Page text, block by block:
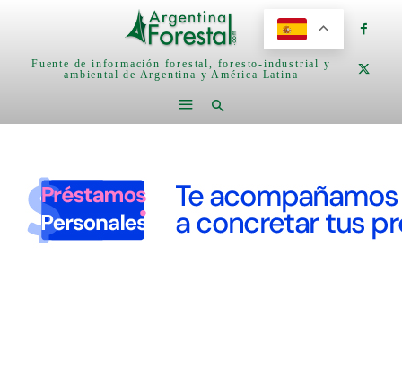
Fuente de información forestal, foresto-industrial y
ambiental de Argentina y América Latina